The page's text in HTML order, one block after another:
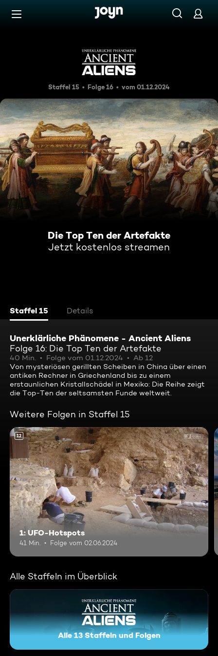
Zum Inhalt springen
Die Top Ten der Artefakte
Staffel 15 Folge 16 vom 01.12.2024
Die Top Ten der Artefakte
Jetzt kostenlos streamen
Staffel 15 Details
Unerklärliche Phänomene - Ancient Aliens
Folge 16: Die Top Ten der Artefakte
40 Min. Folge vom 01.12.2024
Ab 12
Von mysteriösen gerillten Scheiben in China über einen
antiken Rechner in Griechenland bis zu einem
erstaunlichen Kristallschädel in Mexiko: Die Reihe zeigt
die Top-Ten der seltsamsten Funde weltweit.
Weitere Folgen in Staffel 15
12
1: UFO-Hotspots
41 Min. Folge vom 02.06.2024
Alle Staffeln im Überblick
Unerklärliche Phänomene -
Alle 13 Staffeln und Folgen